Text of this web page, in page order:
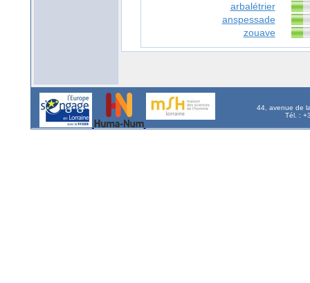
arbalétrier
anspessade
zouave
44, avenue de
Tél. :